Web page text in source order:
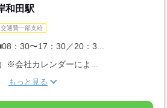
和田駅
交通費一部支給
：30〜17：30／20：3...
※会社カレンダーによ...
もっと見る